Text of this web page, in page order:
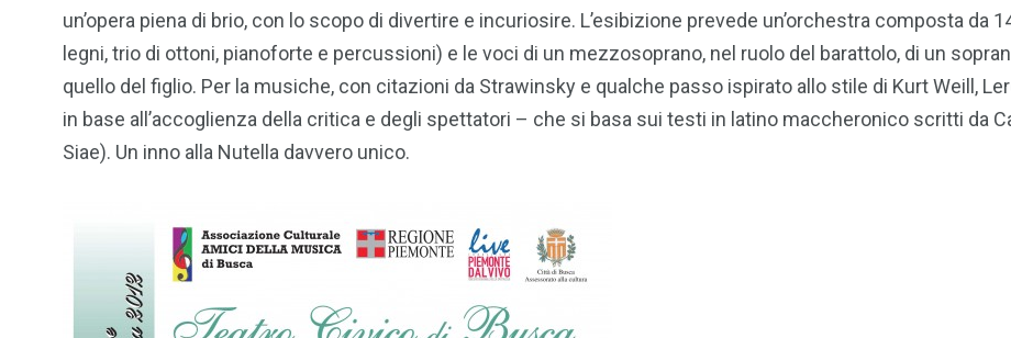
un’opera piena di brio, con lo scopo di divertire e incuriosire. L’esibizione prevede un’orchestra composta da
legni, trio di ottoni, pianoforte e percussioni) e le voci di un mezzosoprano, nel ruolo del barattolo, di un
quello del figlio. Per la musiche, con citazioni da Strawinsky e qualche passo ispirato allo stile di Kurt Weill,
in base all’accoglienza della critica e degli spettatori – che si basa sui testi in latino maccheronico scritti da
Siae). Un inno alla Nutella davvero unico.